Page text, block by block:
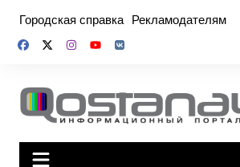
содержимому
Городская справка Рекламодателям